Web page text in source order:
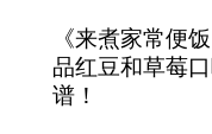
《来煮家常便
品红豆和草莓
谱！